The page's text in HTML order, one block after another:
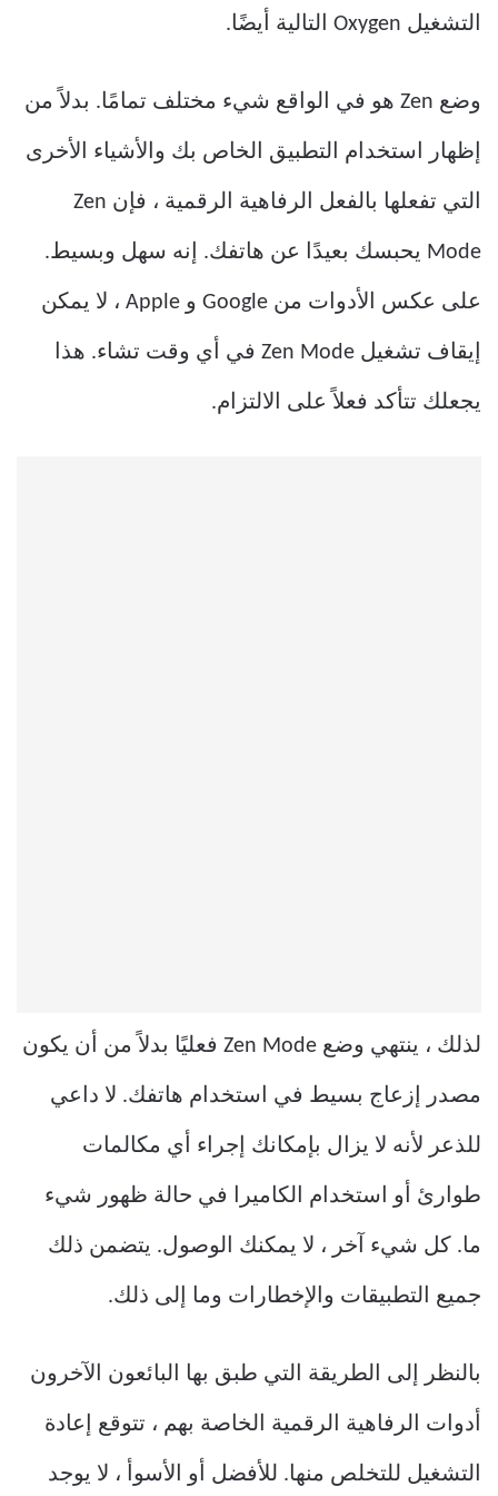
التشغيل Oxygen التالية أيضًا.
وضع Zen هو في الواقع شيء مختلف تمامًا. بدلاً من
إظهار استخدام التطبيق الخاص بك والأشياء الأخرى
التي تفعلها بالفعل الرفاهية الرقمية ، فإن Zen
Mode يحبسك بعيدًا عن هاتفك. إنه سهل وبسيط.
على عكس الأدوات من Google و Apple ، لا يمكن
إيقاف تشغيل Zen Mode في أي وقت تشاء. هذا
يجعلك تتأكد فعلاً على الالتزام.
لذلك ، ينتهي وضع Zen Mode فعليًا بدلاً من أن يكون
مصدر إزعاج بسيط في استخدام هاتفك. لا داعي
للذعر لأنه لا يزال بإمكانك إجراء أي مكالمات
طوارئ أو استخدام الكاميرا في حالة ظهور شيء
ما. كل شيء آخر ، لا يمكنك الوصول. يتضمن ذلك
جميع التطبيقات والإخطارات وما إلى ذلك.
بالنظر إلى الطريقة التي طبق بها البائعون الآخرون
أدوات الرفاهية الرقمية الخاصة بهم ، تتوقع إعادة
التشغيل للتخلص منها. للأفضل أو الأسوأ ، لا يوجد